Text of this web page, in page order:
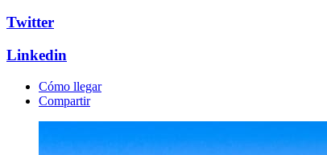
Twitter
Linkedin
Cómo llegar
Compartir